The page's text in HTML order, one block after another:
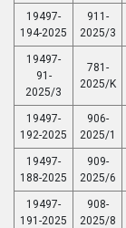
19497-
194-2025
911-
2025/3
19497-
91-
2025/3
781-
2025/K
19497-
192-2025
906-
2025/1
19497-
188-2025
909-
2025/6
19497-
191-2025
908-
2025/8